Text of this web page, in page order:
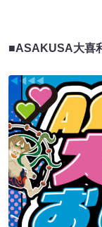
■ASAKUSA大喜